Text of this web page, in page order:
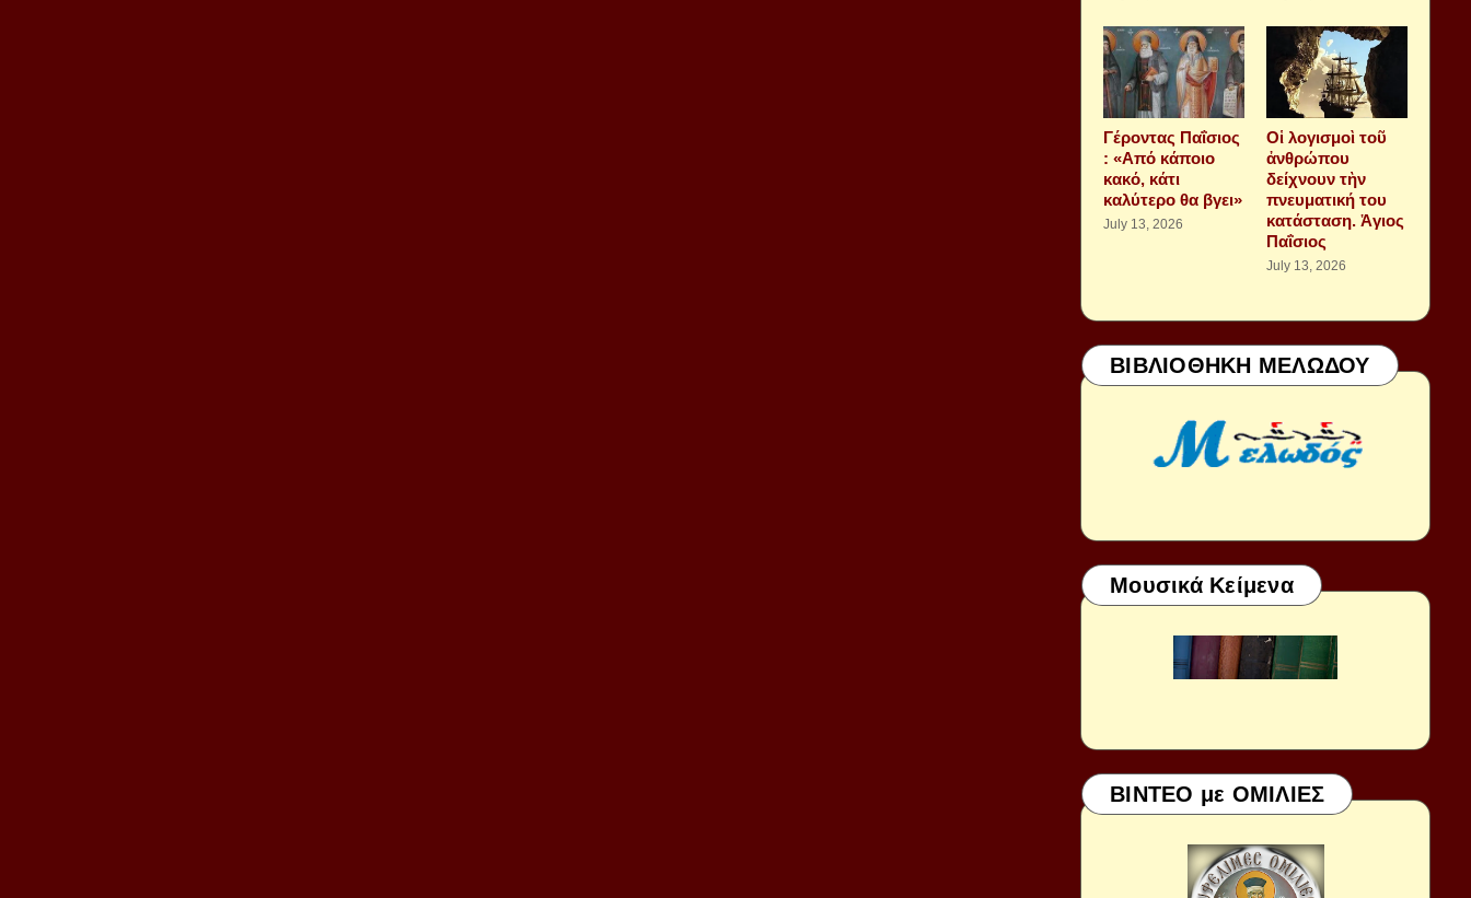
Γέροντας Παΐσιος
: «Από κάποιο
κακό, κάτι
καλύτερο θα βγει»
July 13, 2026
Οἱ λογισμοὶ τοῦ
ἀνθρώπου
δείχνουν τὴν
πνευματική του
κατάσταση. Ἁγιος
Παΐσιος
July 13, 2026
ΒΙΒΛΙΟΘΗΚΗ ΜΕΛΩΔΟΥ
Μουσικά Κείμενα
ΒΙΝΤΕΟ με ΟΜΙΛΙΕΣ